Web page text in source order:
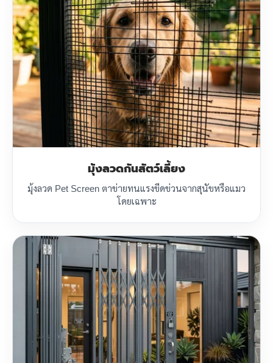
มุ้งลวดกันสัตว์เลี้ยง
มุ้งลวด Pet Screen ตาข่ายทนแรงขีดข่วนจากสุนัขหรือแมว
โดยเฉพาะ